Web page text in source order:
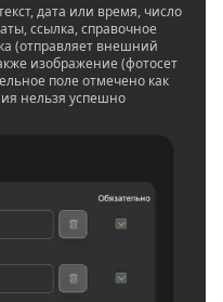
дата или время, число
ссылка, справочное
(отправляет внешний
изображение (фотосет
поле отмечено как
нельзя успешно